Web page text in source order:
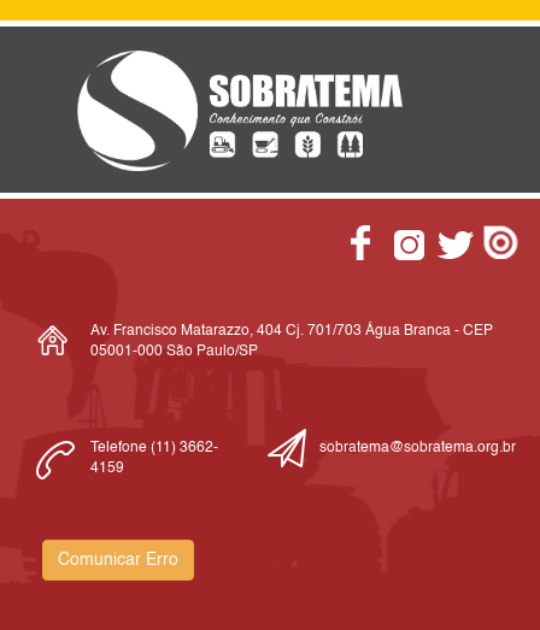
Av. Francisco Matarazzo, 404 Cj. 701/703 Água Branca - CEP
05001-000 São Paulo/SP
Telefone (11) 3662-
4159
sobratema@sobratema.org.br
Comunicar Erro